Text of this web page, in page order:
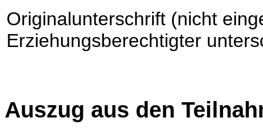
Originalunterschrift (nicht
Erziehungsberechtigter
Auszug aus den